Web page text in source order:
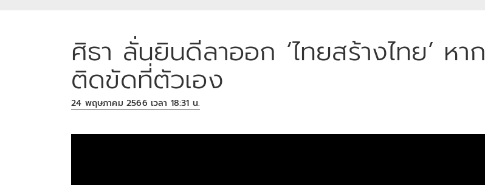
ศิธา ลั่นยินดีลาออก ‘ไทยสร้างไทย’ หาก
ติดขัดที่ตัวเอง
24 พฤษภาคม 2566 เวลา 18:31 น.